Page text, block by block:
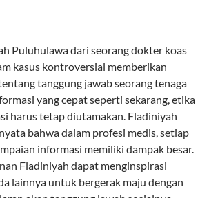
Puluhulawa dari seorang dokter koas
kasus kontroversial memberikan
tanggung jawab seorang tenaga
yang cepat seperti sekarang, etika
harus tetap diutamakan. Fladiniyah
bahwa dalam profesi medis, setiap
informasi memiliki dampak besar.
Fladiniyah dapat menginspirasi
lainnya untuk bergerak maju dengan